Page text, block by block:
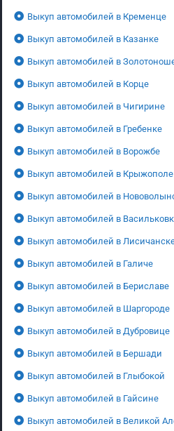
Выкуп автомобилей в Кременце
Выкуп автомобилей в Казанке
Выкуп автомобилей в
Выкуп автомобилей в Корце
Выкуп автомобилей в Чигирине
Выкуп автомобилей в Гребенке
Выкуп автомобилей в Ворожбе
Выкуп автомобилей в Крыжополе
Выкуп автомобилей в
Выкуп автомобилей в
Выкуп автомобилей в
Выкуп автомобилей в Галиче
Выкуп автомобилей в Бериславе
Выкуп автомобилей в Шаргороде
Выкуп автомобилей в Дубровице
Выкуп автомобилей в Бершади
Выкуп автомобилей в Глыбокой
Выкуп автомобилей в Гайсине
Выкуп автомобилей в Великой